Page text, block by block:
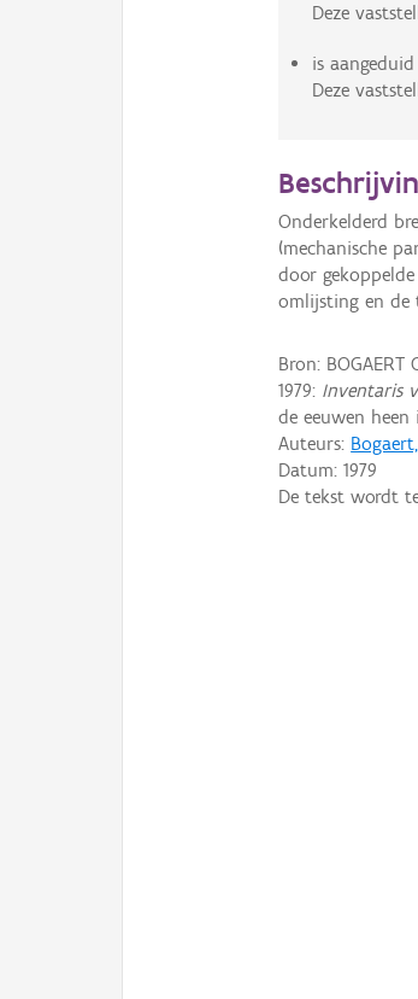
Deze
is
Deze
Onderkelderd
(mechanische
door
omlijsting en de
Bron: BOGAERT
1979: Inventaris
de eeuwen
Auteurs:
Datum:1979
De tekst wordt